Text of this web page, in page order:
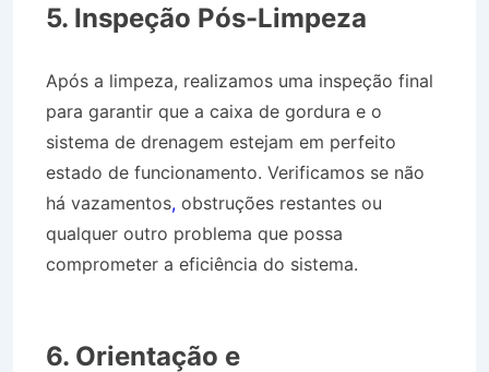
5. Inspeção Pós-Limpeza
Após a limpeza, realizamos uma inspeção final
para garantir que a caixa de gordura e o
sistema de drenagem estejam em perfeito
estado de funcionamento. Verificamos se não
há vazamentos, obstruções restantes ou
qualquer outro problema que possa
comprometer a eficiência do sistema.
6. Orientação e